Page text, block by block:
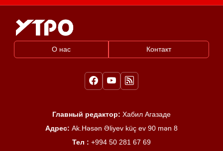
О нас Контакт
Главный редактор: Хабил Агазаде
Адрес: Ak.Həsən Əliyev küç ev 90 mən 8
Тел : +994 50 281 67 69